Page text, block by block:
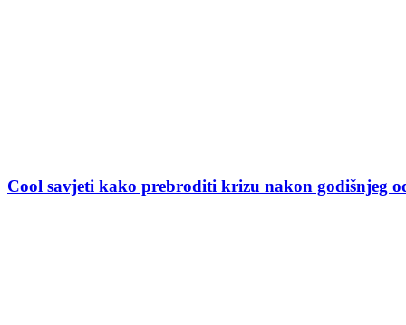
Cool savjeti kako prebroditi krizu nakon godišnjeg